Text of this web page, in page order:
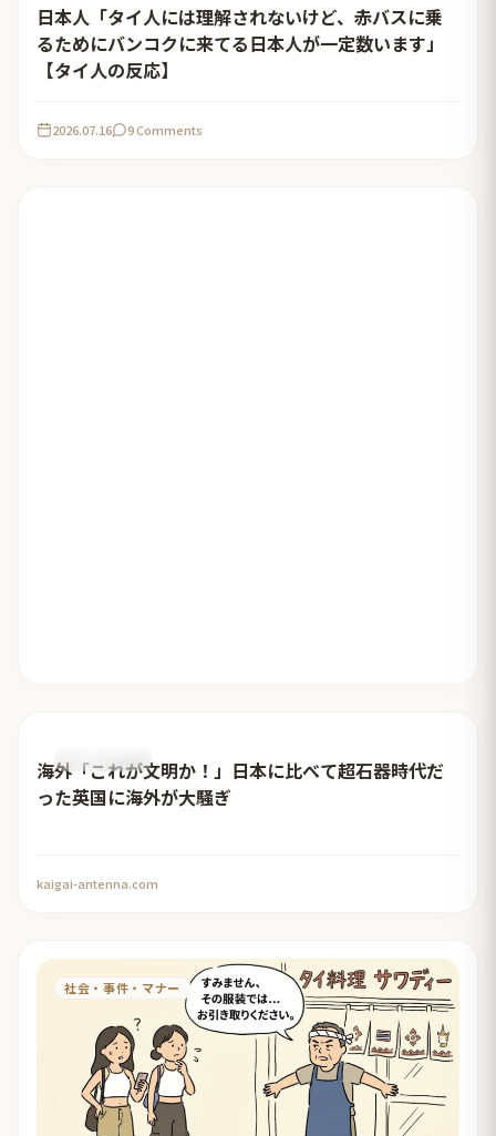
日本人「タイ人には理解されないけど、赤バスに乗
るためにバンコクに来てる日本人が一定数います」
【タイ人の反応】
2026.07.16 9 Comments
おすすめ記事
海外「これが文明か！」日本に比べて超石器時代だ
った英国に海外が大騒ぎ
kaigai-antenna.com
社会・事件・マナー